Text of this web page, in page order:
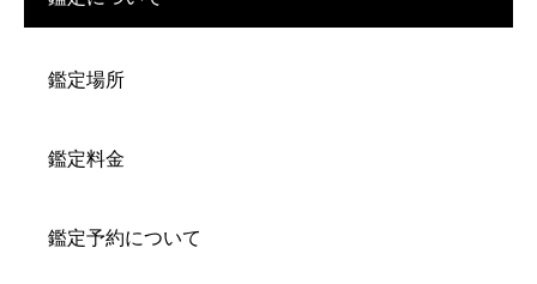
鑑定場所
鑑定料金
鑑定予約について